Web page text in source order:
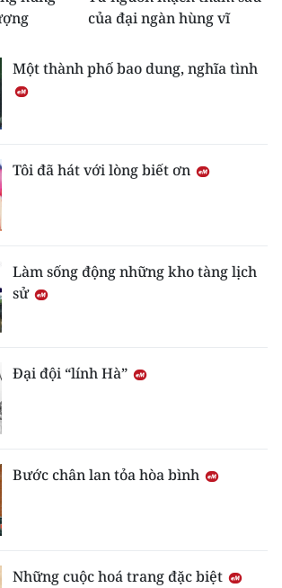
của đại ngàn hùng vĩ
Một thành phố bao dung, nghĩa tình
Tôi đã hát với lòng biết ơn
Làm sống động những kho tàng lịch
sử
Đại đội “lính Hà”
Bước chân lan tỏa hòa bình
Những cuộc hoá trang đặc biệt